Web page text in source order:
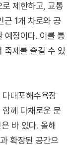
제한하고, 교통
근 1개 차로와 공
예정이다. 이를 통
축제를 즐길 수 있
다대포해수욕장
께 다채로운 문
바 있다. 올해
확장된 공간으